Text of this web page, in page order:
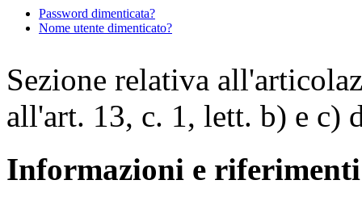
Password dimenticata?
Nome utente dimenticato?
Sezione relativa
all'art. 13, c. 1, lett. b) e c)
Informazioni e